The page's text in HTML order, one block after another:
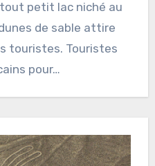
petit lac niché au
de sable attire
touristes. Touristes
pour…